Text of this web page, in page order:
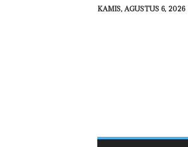
KAMIS, AGUSTUS 6, 2026